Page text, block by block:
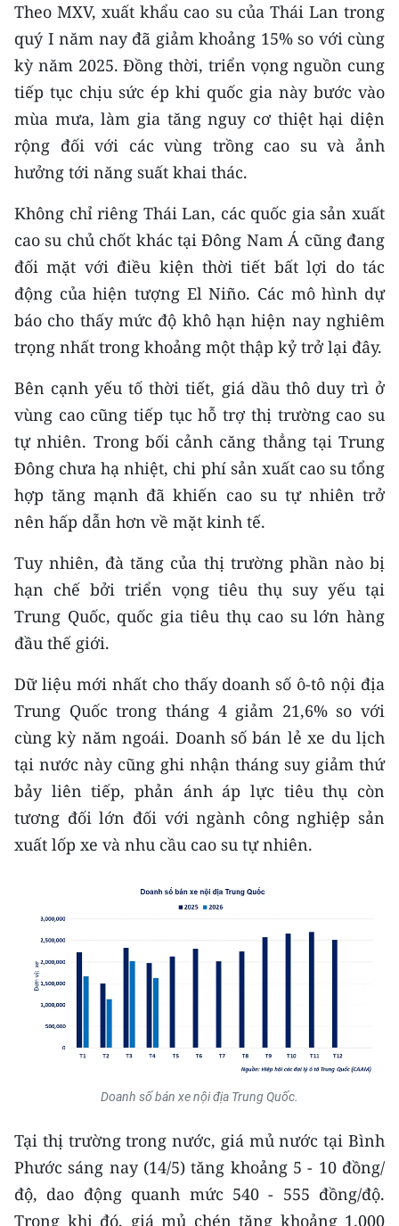
Media Pháp luật
Media Du lịch
Media Thế giới
Media Thể thao
Media Y tế
Media Khoa học - Công nghệ
Media Môi trường
Ảnh
Infographic
TIN MỚI
TIN ĐỊA PHƯƠNG
Trung du và miền núi phía Bắc
Đồng bằng sông Hồng
Bắc Trung Bộ
Duyên hải Nam Trung Bộ và Tây
Đông Nam Bộ
Đồng bằng sông Cửu Long
Chuyên trang Hà Nội
Chuyên trang TP. Hồ Chí Minh
VỀ BÁO NHÂN DÂN
THỜI NAY
NHÂN DÂN CUỐI TUẦN
NHÂN DÂN HẰNG THÁNG
MUA BÁO
ĐỌC BÁO IN
Theo MXV, xuất khẩu cao su của Thái Lan trong
quý I năm nay đã giảm khoảng 15% so với cùng
kỳ năm 2025. Đồng thời, triển vọng nguồn cung
tiếp tục chịu sức ép khi quốc gia này bước vào
mùa mưa, làm gia tăng nguy cơ thiệt hại diện
rộng đối với các vùng trồng cao su và ảnh
hưởng tới năng suất khai thác.
Không chỉ riêng Thái Lan, các quốc gia sản xuất
cao su chủ chốt khác tại Đông Nam Á cũng đang
đối mặt với điều kiện thời tiết bất lợi do tác
động của hiện tượng El Niño. Các mô hình dự
báo cho thấy mức độ khô hạn hiện nay nghiêm
trọng nhất trong khoảng một thập kỷ trở lại đây.
Bên cạnh yếu tố thời tiết, giá dầu thô duy trì ở
vùng cao cũng tiếp tục hỗ trợ thị trường cao su
tự nhiên. Trong bối cảnh căng thẳng tại Trung
Đông chưa hạ nhiệt, chi phí sản xuất cao su tổng
hợp tăng mạnh đã khiến cao su tự nhiên trở
nên hấp dẫn hơn về mặt kinh tế.
Tuy nhiên, đà tăng của thị trường phần nào bị
hạn chế bởi triển vọng tiêu thụ suy yếu tại
Trung Quốc, quốc gia tiêu thụ cao su lớn hàng
đầu thế giới.
Dữ liệu mới nhất cho thấy doanh số ô-tô nội địa
Trung Quốc trong tháng 4 giảm 21,6% so với
cùng kỳ năm ngoái. Doanh số bán lẻ xe du lịch
tại nước này cũng ghi nhận tháng suy giảm thứ
bảy liên tiếp, phản ánh áp lực tiêu thụ còn
tương đối lớn đối với ngành công nghiệp sản
xuất lốp xe và nhu cầu cao su tự nhiên.
Doanh số bán xe nội địa Trung Quốc.
Tại thị trường trong nước, giá mủ nước tại Bình
Phước sáng nay (14/5) tăng khoảng 5 - 10 đồng/
độ, dao động quanh mức 540 - 555 đồng/độ.
Trong khi đó, giá mủ chén tăng khoảng 1.000